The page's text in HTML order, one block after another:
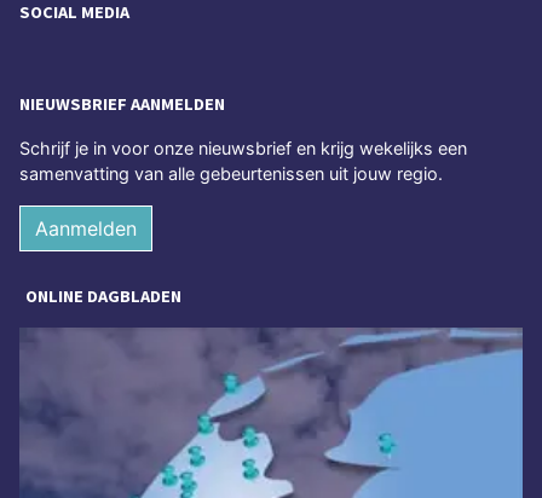
SOCIAL MEDIA
NIEUWSBRIEF AANMELDEN
Schrijf je in voor onze nieuwsbrief en krijg wekelijks een
samenvatting van alle gebeurtenissen uit jouw regio.
Aanmelden
ONLINE DAGBLADEN